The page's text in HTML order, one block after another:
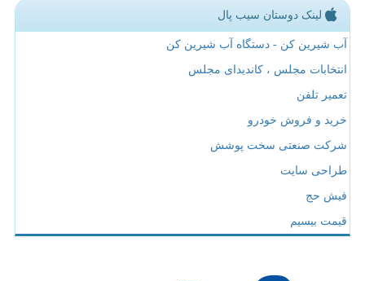
لینک دوستان سیب پال
آب شیرین کن - دستگاه آب شیرین کن
انتخابات مجلس ، کاندیدای مجلس
تعمیر تلفن
خرید و فروش خودرو
شرکت صنعتی سخت پوشش
طراحی سایت
فیش حج
قیمت بیسیم